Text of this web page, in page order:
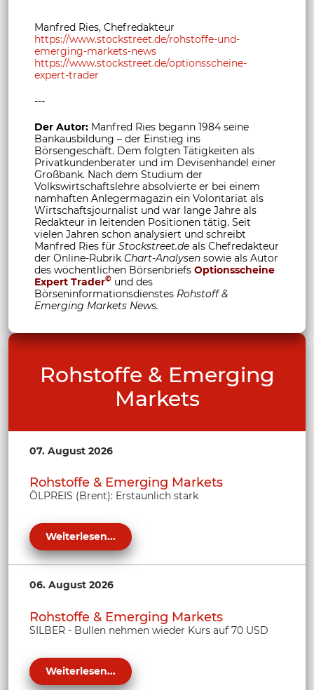
Manfred Ries, Chefredakteur
https://www.stockstreet.de/rohstoffe-und-
emerging-markets-news
https://www.stockstreet.de/optionsscheine-
expert-trader
---
Der Autor: Manfred Ries begann 1984 seine
Bankausbildung – der Einstieg ins
Börsengeschäft. Dem folgten Tätigkeiten als
Privatkundenberater und im Devisenhandel einer
Großbank. Nach dem Studium der
Volkswirtschaftslehre absolvierte er bei einem
namhaften Anlegermagazin ein Volontariat als
Wirtschaftsjournalist und war lange Jahre als
Redakteur in leitenden Positionen tätig. Seit
vielen Jahren schon analysiert und schreibt
Manfred Ries für Stockstreet.de als Chefredakteur
der Online-Rubrik Chart-Analysen sowie als Autor
des wöchentlichen Börsenbriefs Optionsscheine
Expert Trader© und des
Börseninformationsdienstes Rohstoff &
Emerging Markets News.
Rohstoffe & Emerging
Markets
07. August 2026
Rohstoffe & Emerging Markets
ÖLPREIS (Brent): Erstaunlich stark
Weiterlesen...
06. August 2026
Rohstoffe & Emerging Markets
SILBER - Bullen nehmen wieder Kurs auf 70 USD
Weiterlesen...